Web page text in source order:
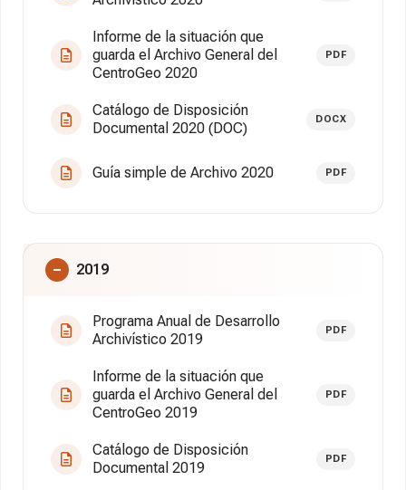
Informe de la situación que
guarda el Archivo General del
CentroGeo 2020
PDF
Catálogo de Disposición
Documental 2020 (DOC)
DOCX
Guía simple de Archivo 2020 PDF
2019
Programa Anual de Desarrollo
Archivístico 2019
PDF
Informe de la situación que
guarda el Archivo General del
CentroGeo 2019
PDF
Catálogo de Disposición
Documental 2019
PDF